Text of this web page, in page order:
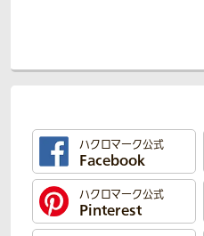
ハクロマーク公式
Facebook
ハクロマーク公式
Pinterest